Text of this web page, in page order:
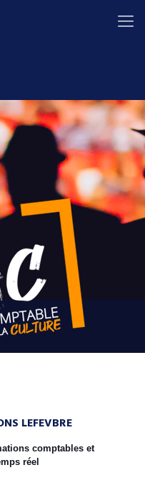
LEFEVBRE
comptables et
réel